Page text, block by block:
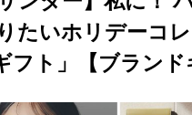
たいホリデーコ
フト」【ブランド